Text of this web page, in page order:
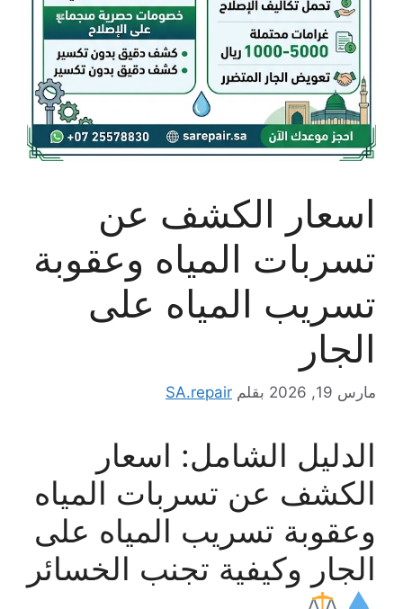
اسعار الكشف عن
تسربات المياه وعقوبة
تسريب المياه على
الجار
مارس 19, 2026 بقلم SA.repair
الدليل الشامل: اسعار
الكشف عن تسربات المياه
وعقوبة تسريب المياه على
الجار وكيفية تجنب الخسائر